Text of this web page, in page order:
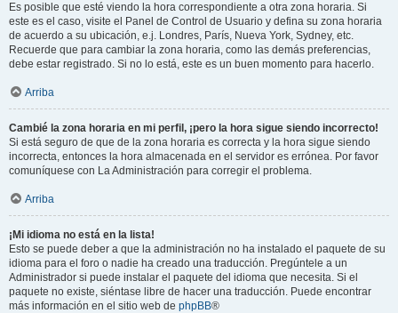
Es posible que esté viendo la hora correspondiente a otra zona horaria. Si
este es el caso, visite el Panel de Control de Usuario y defina su zona horaria
de acuerdo a su ubicación, e.j. Londres, París, Nueva York, Sydney, etc.
Recuerde que para cambiar la zona horaria, como las demás preferencias,
debe estar registrado. Si no lo está, este es un buen momento para hacerlo.
Arriba
Cambié la zona horaria en mi perfil, ¡pero la hora sigue siendo incorrecto!
Si está seguro de que de la zona horaria es correcta y la hora sigue siendo
incorrecta, entonces la hora almacenada en el servidor es errónea. Por favor
comuníquese con La Administración para corregir el problema.
Arriba
¡Mi idioma no está en la lista!
Esto se puede deber a que la administración no ha instalado el paquete de su
idioma para el foro o nadie ha creado una traducción. Pregúntele a un
Administrador si puede instalar el paquete del idioma que necesita. Si el
paquete no existe, siéntase libre de hacer una traducción. Puede encontrar
más información en el sitio web de phpBB®